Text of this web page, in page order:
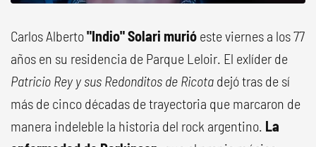
Carlos Alberto"Indio" Solari murió este viernes a los 77
años en su residencia de Parque Leloir. El exlíder de
Patricio Rey y sus Redonditos de Ricota dejó tras de sí
más de cinco décadas de trayectoria que marcaron de
manera indeleble la historia del rock argentino. La